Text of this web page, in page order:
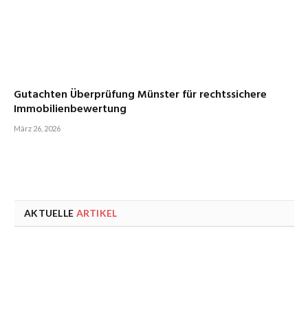
Gutachten Überprüfung Münster für rechtssichere
Immobilienbewertung
März 26, 2026
AKTUELLE ARTIKEL